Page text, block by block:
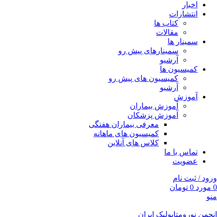
اخبار
انتشارات
کتاب ها
مقالات
سمینار ها
سمینارهای پیش رو
آرشیو
کمیسیون ها
کمیسیون های پیش رو
آرشیو
آموزش
آموزش بیماران
آموزش پزشکان
معرفی بیماران هفتگی
کمیسیون های ماهانه
کلاس های آنلاین
تماس با ما
عضویت
ورود / ثبت نام
0 مورد 0 تومان
منو
انجمن نورومتابولیک ایران